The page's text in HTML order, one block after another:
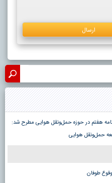
هفتم در حوزه حمل‌ونقل هوایی مطرح شد:
حمل‌ونقل هوایی
طوفان